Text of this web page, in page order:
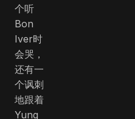
个听
Bon
Iver时
会哭，
还有一
个讽刺
地跟着
Yung